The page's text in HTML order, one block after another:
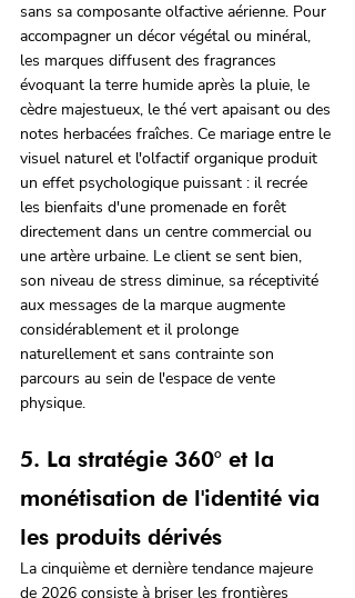
sans sa composante olfactive aérienne. Pour
accompagner un décor végétal ou minéral,
les marques diffusent des fragrances
évoquant la terre humide après la pluie, le
cèdre majestueux, le thé vert apaisant ou des
notes herbacées fraîches. Ce mariage entre le
visuel naturel et l'olfactif organique produit
un effet psychologique puissant : il recrée
les bienfaits d'une promenade en forêt
directement dans un centre commercial ou
une artère urbaine. Le client se sent bien,
son niveau de stress diminue, sa réceptivité
aux messages de la marque augmente
considérablement et il prolonge
naturellement et sans contrainte son
parcours au sein de l'espace de vente
physique.
5. La stratégie 360° et la
monétisation de l'identité via
les produits dérivés
La cinquième et dernière tendance majeure
de 2026 consiste à briser les frontières